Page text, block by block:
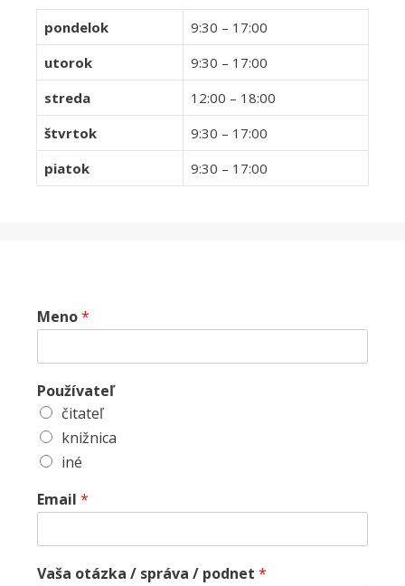
pondelok
9:30 – 17:00
utorok
9:30 – 17:00
streda
12:00 – 18:00
štvrtok
9:30 – 17:00
piatok
9:30 – 17:00
Meno*
Používateľ
čitateľ
knižnica
iné
Email *
Vaša otázka / správa / podnet *